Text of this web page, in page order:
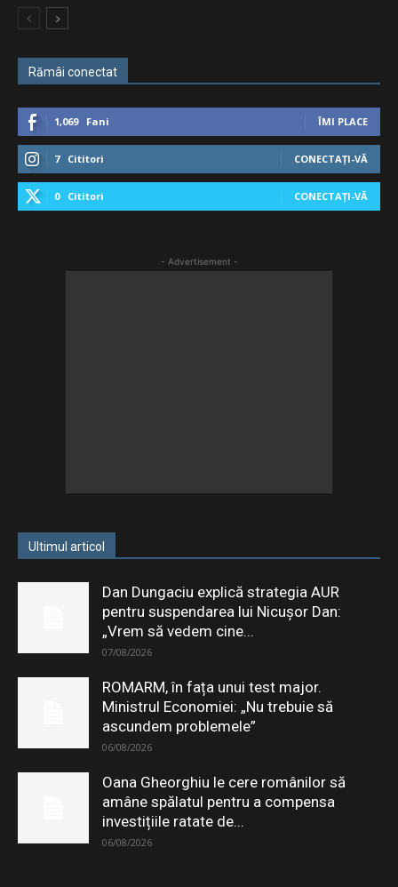
Rămâi conectat
1,069 Fani ÎMI PLACE
7 Cititori CONECTAȚI-VĂ
0 Cititori CONECTAȚI-VĂ
- Advertisement -
Ultimul articol
Dan Dungaciu explică strategia AUR
pentru suspendarea lui Nicușor Dan:
„Vrem să vedem cine...
07/08/2026
ROMARM, în fața unui test major.
Ministrul Economiei: „Nu trebuie să
ascundem problemele”
06/08/2026
Oana Gheorghiu le cere românilor să
amâne spălatul pentru a compensa
investițiile ratate de...
06/08/2026